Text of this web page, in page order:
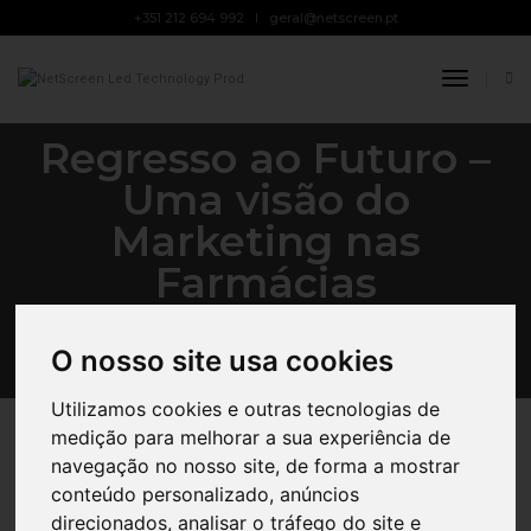
O nosso site usa cookies
Utilizamos cookies e outras tecnologias de
medição para melhorar a sua experiência de
navegação no nosso site, de forma a mostrar
conteúdo personalizado, anúncios
direcionados, analisar o tráfego do site e
+351 212 694 992 geral@netscreen.pt
Toggle
Regresso ao Futuro –
Uma visão do
Marketing nas
Farmácias
Sabe como surgiu a primeira publicidade de medicamentos
portuguesa e como isso influenciou o futuro do Marketing nas